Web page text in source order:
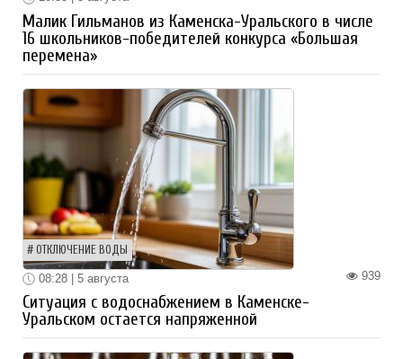
Малик Гильманов из Каменска-Уральского в числе
16 школьников-победителей конкурса «Большая
перемена»
ОТКЛЮЧЕНИЕ ВОДЫ
939
08:28 | 5 августа
Ситуация с водоснабжением в Каменске-
Уральском остается напряженной